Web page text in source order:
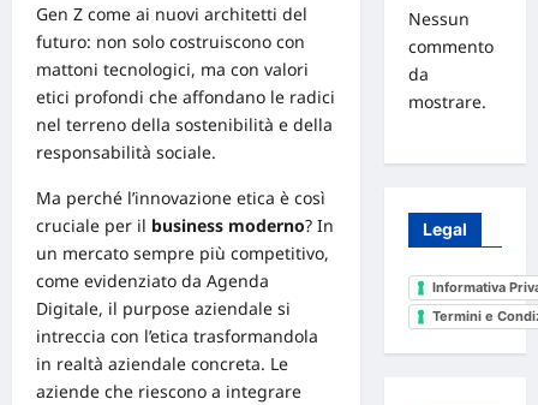
Gen Z come ai nuovi architetti del
futuro: non solo costruiscono con
mattoni tecnologici, ma con valori
etici profondi che affondano le radici
nel terreno della sostenibilità e della
responsabilità sociale.
Ma perché l’innovazione etica è così
cruciale per il business moderno? In
un mercato sempre più competitivo,
come evidenziato da Agenda
Digitale, il purpose aziendale si
intreccia con l’etica trasformandola
in realtà aziendale concreta. Le
aziende che riescono a integrare
Nessun
commento
da
mostrare.
Legal
Informativa
Termini e